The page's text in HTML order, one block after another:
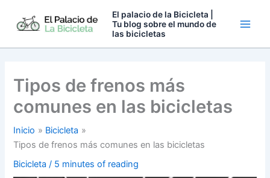
El palacio de la Bicicleta |
Tu blog sobre el mundo de
las bicicletas
Tipos de frenos más
comunes en las bicicletas
Inicio
Bicicleta
Tipos de frenos más comunes en las bicicletas
Bicicleta / 5 minutes of reading